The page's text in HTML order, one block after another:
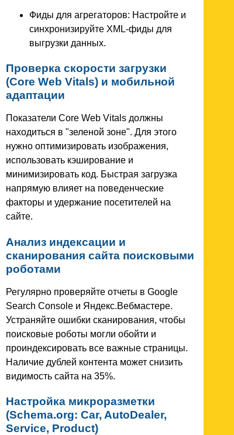
Фиды для агрегаторов: Настройте и
синхронизируйте XML-фиды для
выгрузки данных.
Проверка скорости загрузки
(Core Web Vitals) и мобильной
адаптации
Показатели Core Web Vitals должны
находиться в "зеленой зоне". Для этого
нужно оптимизировать изображения,
использовать кэширование и
минимизировать код. Быстрая загрузка
напрямую влияет на поведенческие
факторы и удержание посетителей на
сайте.
Анализ индексации и
сканирования сайта поисковыми
роботами
Регулярно проверяйте отчеты в Google
Search Console и Яндекс.Вебмастере.
Устраняйте ошибки сканирования, чтобы
поисковые роботы могли обойти и
проиндексировать все важные страницы.
Наличие дублей контента может снизить
видимость сайта на 35%.
Настройка микроразметки
(Schema.org: Car, AutoDealer,
Service, Product)